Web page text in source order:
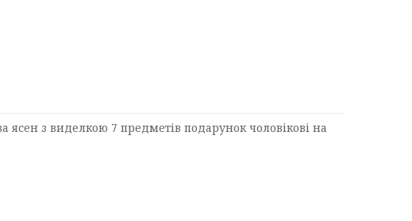
з виделкою 7 предметів подарунок чоловікові на